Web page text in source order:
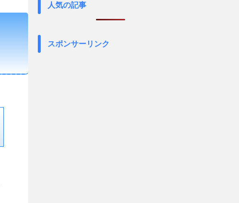
人気の記事
スポンサーリンク